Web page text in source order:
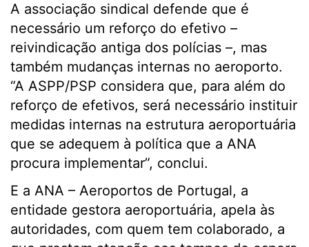
A associação sindical defende que é
necessário um reforço do efetivo –
reivindicação antiga dos polícias –, mas
também mudanças internas no aeroporto.
“A ASPP/PSP considera que, para além do
reforço de efetivos, será necessário instituir
medidas internas na estrutura aeroportuária
que se adequem à política que a ANA
procura implementar”, conclui.
E a ANA – Aeroportos de Portugal, a
entidade gestora aeroportuária, apela às
autoridades, com quem tem colaborado, a